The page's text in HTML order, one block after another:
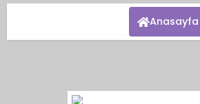
Anasayfa